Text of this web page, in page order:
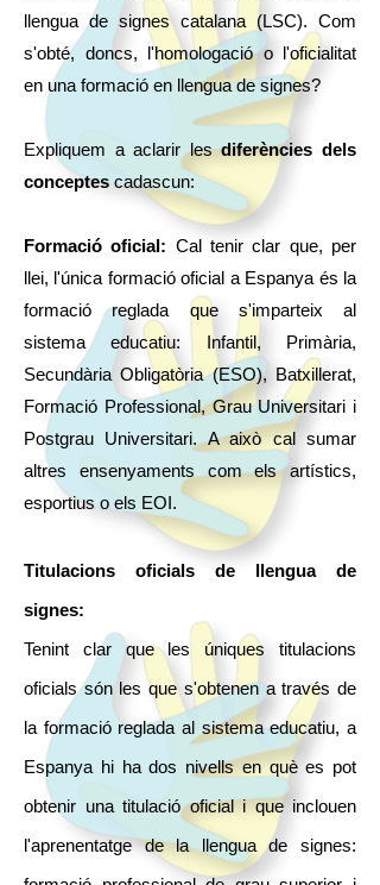
llengua de signes catalana (LSC). Com
s'obté, doncs, l'homologació o l'oficialitat
en una formació en llengua de signes?
Expliquem a aclarir lesdiferències dels
conceptes cadascun:
Formació oficial: Cal tenir clar que, per
llei, l'única formació oficial a Espanya és la
formació reglada que s'imparteix al
sistema educatiu: Infantil, Primària,
Secundària Obligatòria (ESO), Batxillerat,
Formació Professional, Grau Universitari i
Postgrau Universitari. A això cal sumar
altres ensenyaments com els artístics,
esportius o els EOI.
Titulacions oficials de llengua de
signes:
Tenint clar que les úniques titulacions
oficials són les que s'obtenen a través de
la formació reglada al sistema educatiu, a
Espanya hi ha dos nivells en què es pot
obtenir una titulació oficial i que inclouen
l'aprenentatge de la llengua de signes: